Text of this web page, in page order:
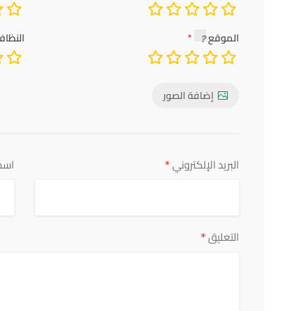
الموقع
إضافة الصور
البريد الإلكتروني*
التعليق*